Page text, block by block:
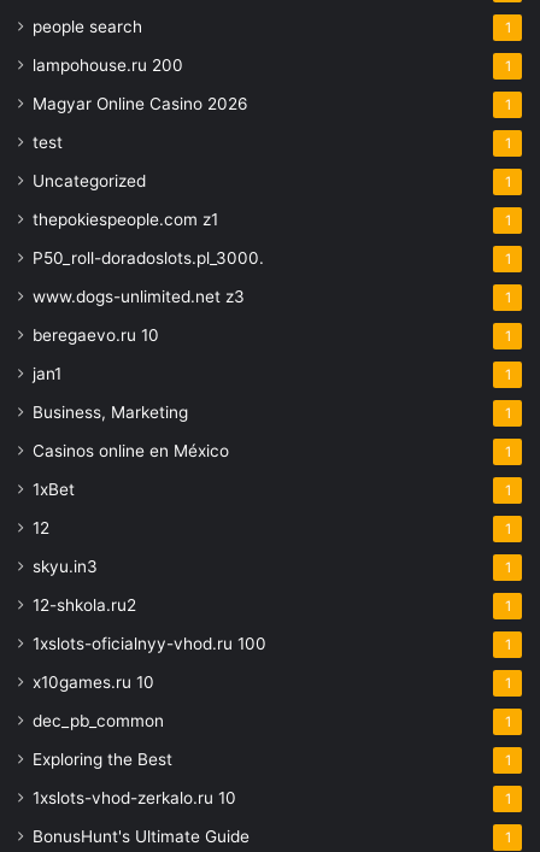
people search 1
lampohouse.ru 200 1
Magyar Online Casino 2026 1
test 1
Uncategorized 1
thepokiespeople.com z1 1
P50_roll-doradoslots.pl_3000. 1
www.dogs-unlimited.net z3 1
beregaevo.ru 10 1
jan1 1
Business, Marketing 1
Casinos online en México 1
1xBet 1
12 1
skyu.in3 1
12-shkola.ru2 1
1xslots-oficialnyy-vhod.ru 100 1
x10games.ru 10 1
dec_pb_common 1
Exploring the Best 1
1xslots-vhod-zerkalo.ru 10 1
BonusHunt's Ultimate Guide 1